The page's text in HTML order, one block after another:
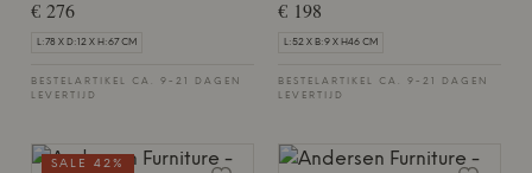
€ 276
L:78 X D:12 X H:67 CM
BESTELARTIKEL CA. 9-21 DAGEN
LEVERTIJD
€ 198
L:52 X B:9 X H46 CM
BESTELARTIKEL CA. 9-21 DAGEN
LEVERTIJD
SALE 42%